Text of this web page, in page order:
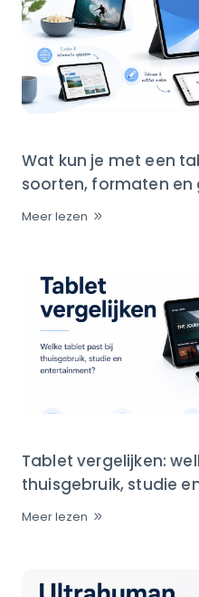
Wat kun je met een
soorten, formaten en
Meer lezen
Tablet vergelijken:
thuisgebruik, studie
Meer lezen